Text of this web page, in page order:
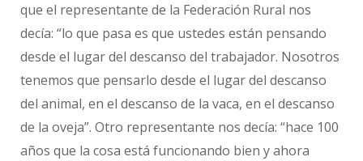
que el representante de la Federación Rural nos
decía: “lo que pasa es que ustedes están pensando
desde el lugar del descanso del trabajador. Nosotros
tenemos que pensarlo desde el lugar del descanso
del animal, en el descanso de la vaca, en el descanso
de la oveja”. Otro representante nos decía: “hace 100
años que la cosa está funcionando bien y ahora